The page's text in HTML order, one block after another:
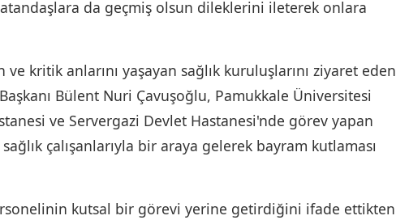
da geçmiş olsun dileklerini ileterek onlara
kritik anlarını yaşayan sağlık kuruluşlarını ziyaret eden
Bülent Nuri Çavuşoğlu, Pamukkale Üniversitesi
ve Servergazi Devlet Hastanesi'nde görev yapan
çalışanlarıyla bir araya gelerek bayram kutlaması
kutsal bir görevi yerine getirdiğini ifade ettikten